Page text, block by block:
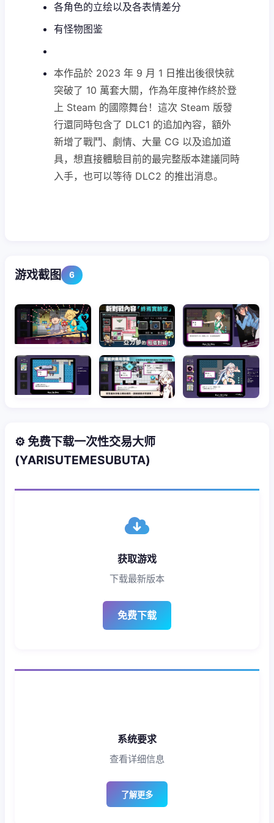
各角色的立绘以及各表情差分
有怪物图鉴
本作品於 2023 年 9 月 1 日推出後很快就
突破了 10 萬套大關，作為年度神作終於登
上 Steam 的國際舞台！這次 Steam 版發
行還同時包含了 DLC1 的追加內容，額外
新增了戰鬥、劇情、大量 CG 以及追加道
具，想直接體驗目前的最完整版本建議同時
入手，也可以等待 DLC2 的推出消息。
游戏截图 6
⚙️ 免费下载一次性交易大师
(YARISUTEMESUBUTA)
获取游戏
下载最新版本
免费下载
系统要求
查看详细信息
了解更多